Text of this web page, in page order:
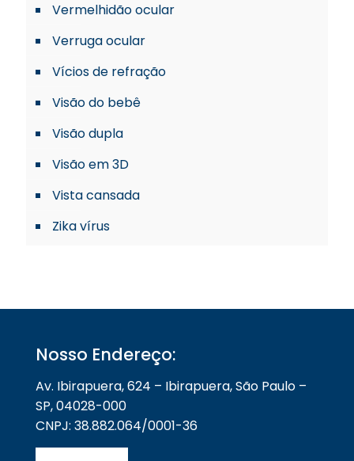
Vermelhidão ocular
Verruga ocular
Vícios de refração
Visão do bebê
Visão dupla
Visão em 3D
Vista cansada
Zika vírus
Nosso Endereço:
Av. Ibirapuera, 624 – Ibirapuera, São Paulo –
SP, 04028-000
CNPJ: 38.882.064/0001-36